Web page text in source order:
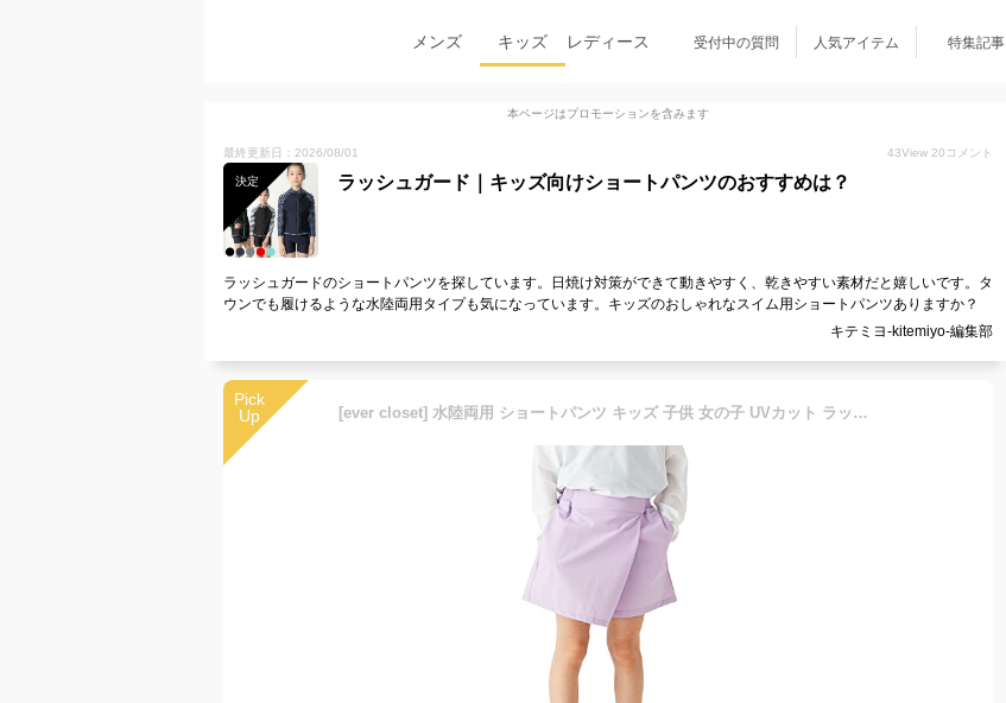
メンズ キッズ レディース 受付中の質問 人気アイテム 特集記事
本ページはプロモーションを含みます
最終更新日：2026/08/01 43View 20 コメント
決定 ラッシュガード｜キッズ向けショートパンツのおすすめは？
ラッシュガードのショートパンツを探しています。日焼け対策ができて動きやすく、乾きやすい素材だと嬉しいです。タ
ウンでも履けるような水陸両用タイプも気になっています。キッズのおしゃれなスイム用ショートパンツありますか？
キテミヨ-kitemiyo-編集部
Pick
Up
[ever closet] 水陸両用 ショートパンツ キッズ 子供 女の子 UVカット ラッシュガード [ ラベンダー 140 ] 無地 速乾 夏 プール 海 子供服 キッズ服 エバークローゼット